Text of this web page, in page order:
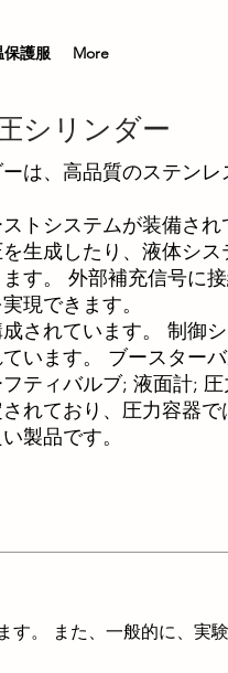
保護服 More
シリンダー
は、高品質のステンレ
トシステムが装備され
生成したり、液体シス
す。 外部補充信号に
現できます。
されています。 制御
います。 ブースター
ティバルブ; 液面計; 圧
れており、圧力容器で
製品です。
。 また、一般的に、実験